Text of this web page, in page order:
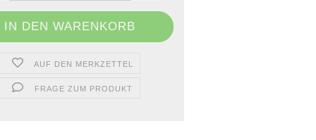
AUF DEN MERKZETTEL
FRAGE ZUM PRODUKT